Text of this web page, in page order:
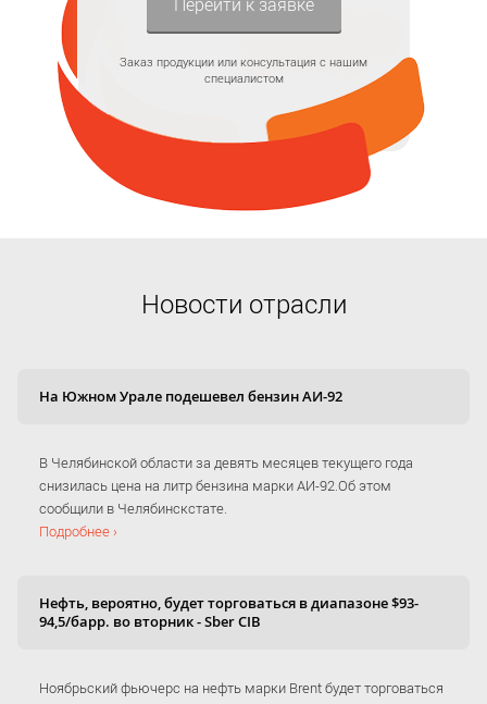
Заказ продукции или консультация с нашим
специалистом
Новости отрасли
На Южном Урале подешевел бензин АИ-92
В Челябинской области за девять месяцев текущего года
снизилась цена на литр бензина марки АИ-92.Об этом
сообщили в Челябинскстате.
Подробнее ›
Нефть, вероятно, будет торговаться в диапазоне $93-
94,5/барр. во вторник - Sber CIB
Ноябрьский фьючерс на нефть марки Brent будет торговаться